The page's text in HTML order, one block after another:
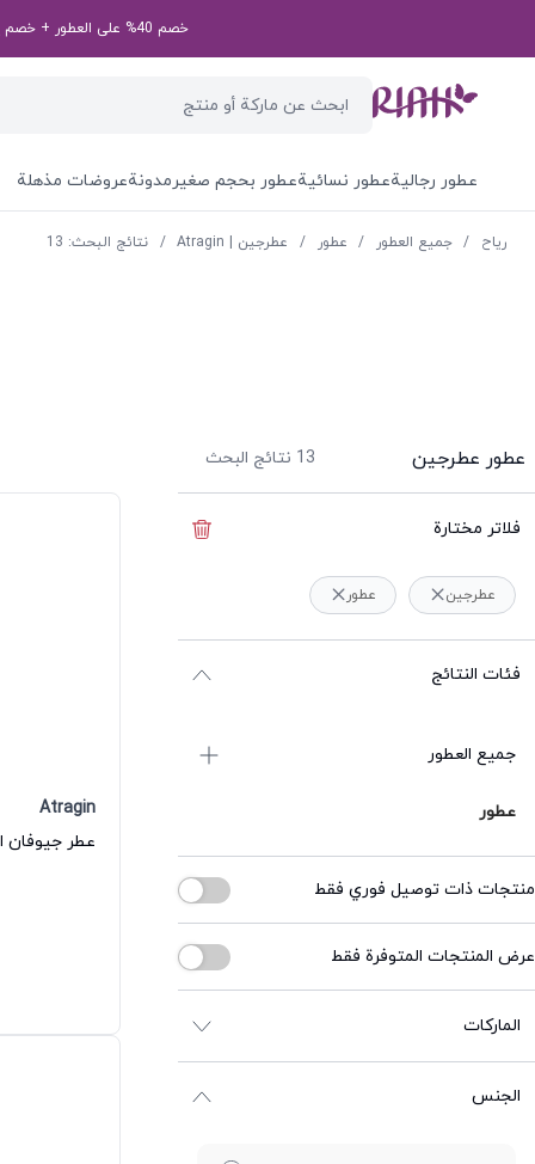
خصم 40% على العطور + خصم إضافي بقيمة 50 درهم إماراتي على طلبك الأول! رمز الخصم الخاص بك: first50aed
عطور رجاليةعطور نسائيةعطور بحجم صغيرمدونةعروضات مذهلة
ریاح / جميع العطور / عطور / عطرجين | Atragin / نتائج البحث: 13
عطور عطرجين 13 نتائج البحث
فلاتر مختارة
عطرجين عطور
فئات النتائج
جميع العطور
عطور
منتجات ذات توصيل فوري فقط
عرض المنتجات المتوفرة فقط
الماركات
الجنس
Atragin
عطر جيوفان